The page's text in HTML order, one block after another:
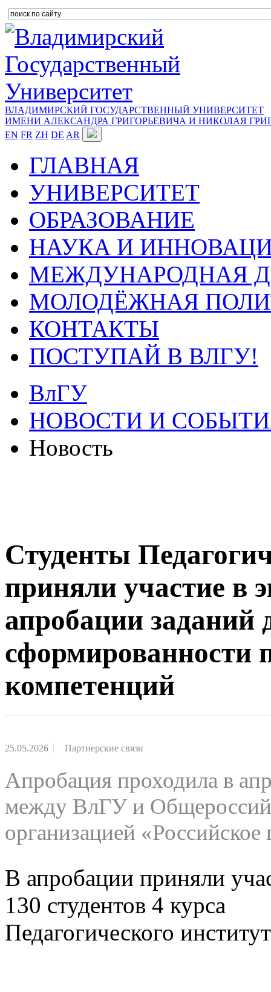
ВЛАДИМИРСКИЙ ГОСУДАРСТВЕННЫЙ УНИВЕРСИТЕТ
ИМЕНИ АЛЕКСАНДРА ГРИГОРЬЕВИЧА И НИКОЛАЯ
EN FR ZH DE AR
ГЛАВНАЯ
УНИВЕРСИТЕТ
ОБРАЗОВАНИЕ
НАУКА И
МЕЖДУНАРОДНАЯ
МОЛОДЁЖНАЯ
КОНТАКТЫ
ПОСТУПАЙ В ВЛГУ!
ВлГУ
НОВОСТИ И
Новость
Студенты
приняли участие в
апробации заданий
сформированности
компетенций
25.05.2026 Партнерские связи
Апробация проходила в
между ВлГУ и
организацией
В апробации приняли
130 студентов 4 курса
Педагогического